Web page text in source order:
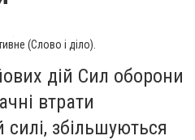
(Слово і діло).
дій Сил оборони
втрати
збільшуються